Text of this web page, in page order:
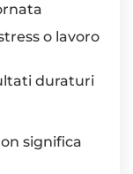
o lavoro
duraturi
significa